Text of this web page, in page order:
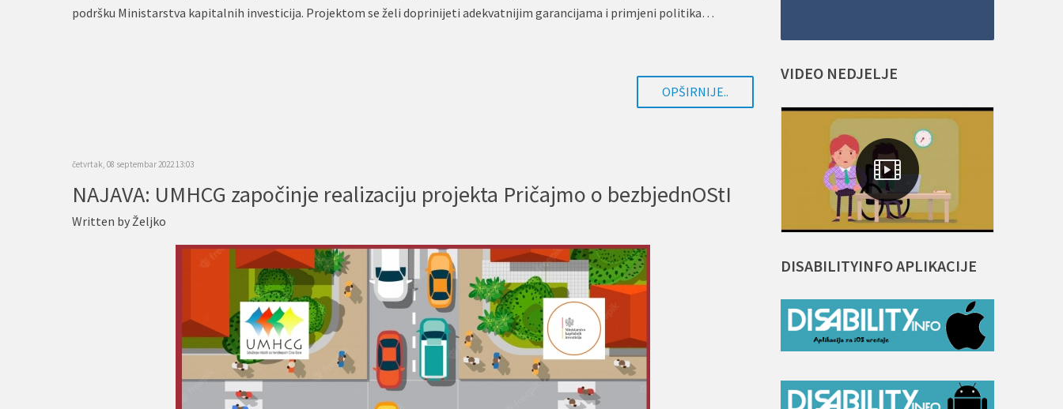
podršku Ministarstva kapitalnih investicija. Projektom se želi doprinijeti adekvatnijim garancijama i primjeni politika…
OPŠIRNIJE..
četvrtak, 08 septembar 2022 13:03
NAJAVA: UMHCG započinje realizaciju projekta Pričajmo o bezbjednOStI
Written byŽeljko
VIDEO NEDJELJE
DISABILITYINFOAPLIKACIJE